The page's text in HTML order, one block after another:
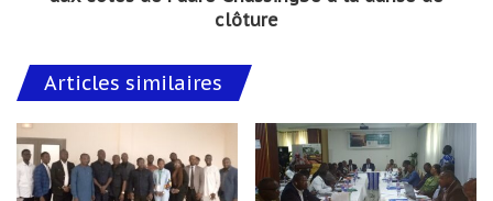
clôture
Articles similaires